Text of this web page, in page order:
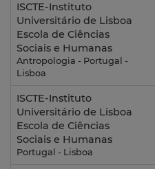
ISCTE-Instituto
Universitário de Lisboa
Escola de Ciências
Sociais e Humanas
Antropologia - Portugal -
Lisboa
ISCTE-Instituto
Universitário de Lisboa
Escola de Ciências
Sociais e Humanas
Portugal - Lisboa